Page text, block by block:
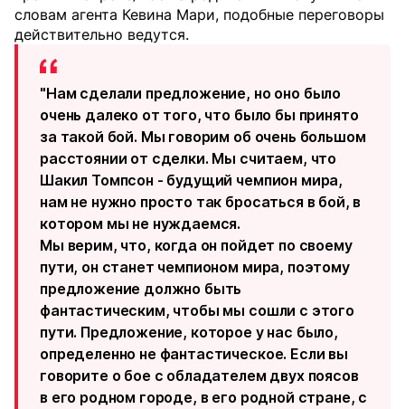
словам агента Кевина Мари, подобные переговоры
действительно ведутся.
"Нам сделали предложение, но оно было
очень далеко от того, что было бы принято
за такой бой. Мы говорим об очень большом
расстоянии от сделки. Мы считаем, что
Шакил Томпсон - будущий чемпион мира,
нам не нужно просто так бросаться в бой, в
котором мы не нуждаемся.
Мы верим, что, когда он пойдет по своему
пути, он станет чемпионом мира, поэтому
предложение должно быть
фантастическим, чтобы мы сошли с этого
пути. Предложение, которое у нас было,
определенно не фантастическое. Если вы
говорите о бое с обладателем двух поясов
в его родном городе, в его родной стране, с